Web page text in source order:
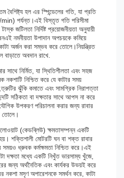
বৈশিষ্ট্য হল এর স্পিন্ডেলের গতি, যা প্রতি
পর্যন্ত।এই বিস্তৃত গতি পরিসীমা
জটিলতা নির্দিষ্ট প্রয়োজনীয়তা অনুযায়ী
নমনীয়তা উপাদান অপচয়কে কমিয়ে
অর্জন করা সম্ভব করে তোলে।নিয়ন্ত্রিত
বাড়াতে অবদান রাখে.
সাথে নির্মিত, যা স্থিতিশীলতা এবং সহজ
নিশ্চিত করে যে কাটার সময়
ঝুঁকি কমাতে এবং সামগ্রিক নিরাপত্তা
সঠিকতা বা দক্ষতার সাথে আপস না করে
উপকরণ পরিচালনা করার জন্য রাবার
তোলে।
(কেডব্লিউ) ক্ষমতাসম্পন্ন একটি
শক্তিশালী মোটরটি ঘন বা শক্ত রাবার
সময়ও ধ্রুবক কর্মক্ষমতা নিশ্চিত করে।এই
দক্ষতা মধ্যে একটি নিখুঁত ভারসাম্য খুঁজে,
জন্য অর্থনৈতিক এবং কার্যকর উভয়ই করে
নকশা মসৃণ অপারেশনকে সমর্থন করে, কাটা